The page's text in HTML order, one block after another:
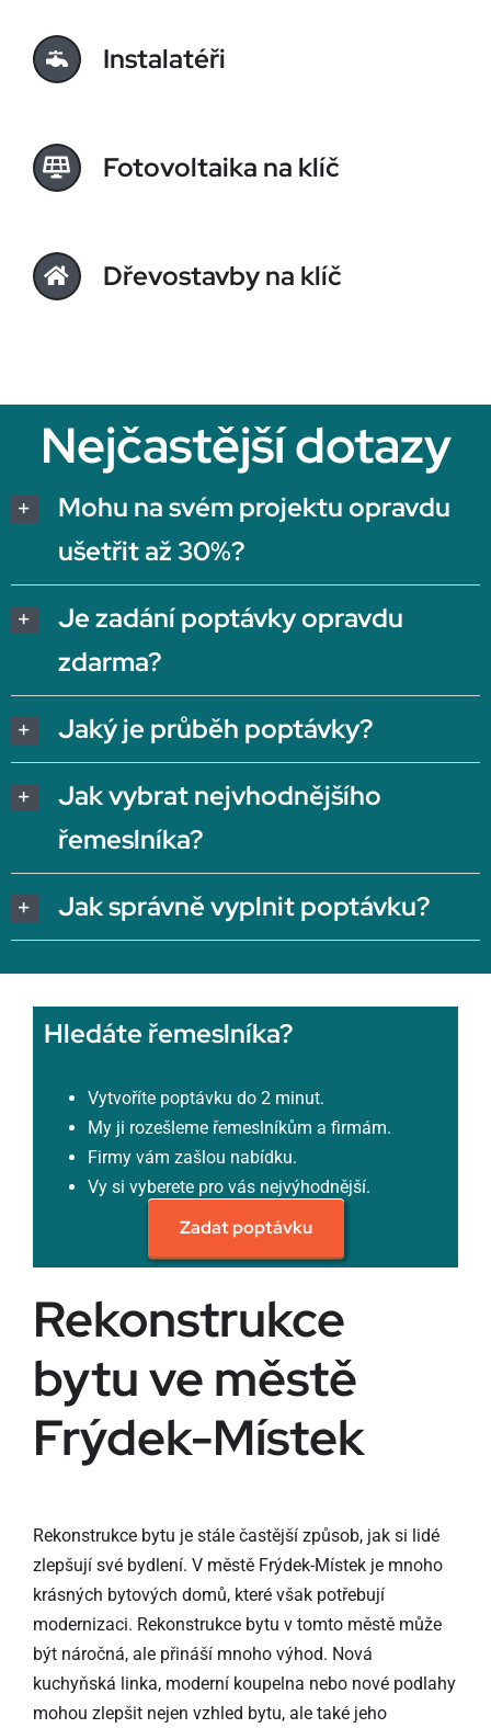
Instalatéři
Fotovoltaika na klíč
Dřevostavby na klíč
Nejčastější dotazy
Mohu na svém projektu opravdu
ušetřit až 30%?
Je zadání poptávky opravdu
zdarma?
Jaký je průběh poptávky?
Jak vybrat nejvhodnějšího
řemeslníka?
Jak správně vyplnit poptávku?
Hledáte řemeslníka?
Vytvoříte poptávku do 2 minut.
My ji rozešleme řemeslníkům a firmám.
Firmy vám zašlou nabídku.
Vy si vyberete pro vás nejvýhodnější.
Zadat poptávku
Rekonstrukce
bytu ve městě
Frýdek-Místek
Rekonstrukce bytu je stále častější způsob, jak si lidé
zlepšují své bydlení. V městě Frýdek-Místek je mnoho
krásných bytových domů, které však potřebují
modernizaci. Rekonstrukce bytu v tomto městě může
být náročná, ale přináší mnoho výhod. Nová
kuchyňská linka, moderní koupelna nebo nové podlahy
mohou zlepšit nejen vzhled bytu, ale také jeho